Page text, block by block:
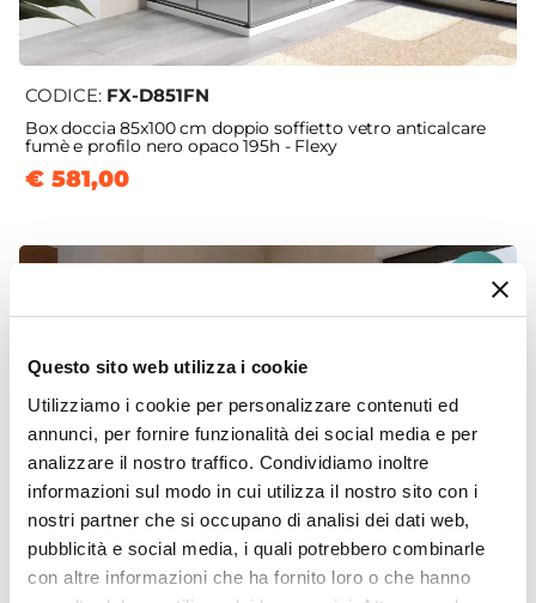
Questo sito web utilizza i cookie
Utilizziamo i cookie per personalizzare contenuti ed
annunci, per fornire funzionalità dei social media e per
analizzare il nostro traffico. Condividiamo inoltre
informazioni sul modo in cui utilizza il nostro sito con i
nostri partner che si occupano di analisi dei dati web,
pubblicità e social media, i quali potrebbero combinarle
con altre informazioni che ha fornito loro o che hanno
CODICE: FX-D851FN
Box doccia 85x100 cm doppio soffietto vetro anticalcare
fumè e profilo nero opaco 195h - Flexy
€ 581,00